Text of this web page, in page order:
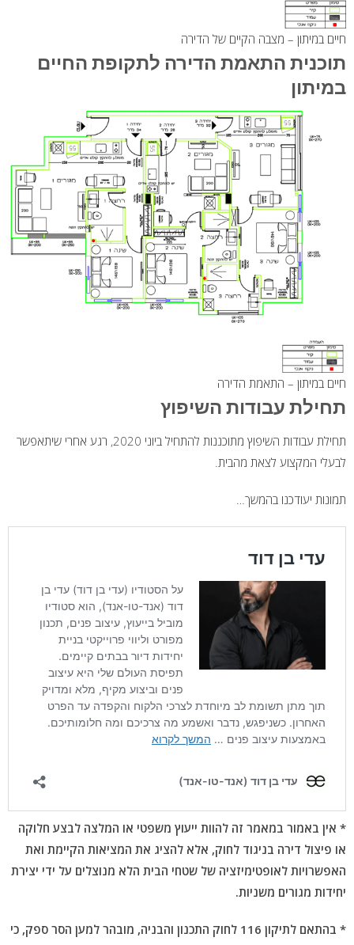
חיים במיתון – מצבה הקיים של הדירה
תוכנית התאמת הדירה לתקופת החיים
במיתון
חיים במיתון – התאמת הדירה
תחילת עבודות השיפוץ
תחילת עבודות השיפוץ מתוכננות להתחיל ביוני 2020, רגע אחרי שיתאפשר
לבעלי המקצוע לצאת מהבית.
תמונות יעודכנו בהמשך…
* אין באמור במאמר זה להוות ייעוץ משפטי או המלצה לבצע חלוקה
או פיצול דירה בניגוד לחוק, אלא להציג את המציאות הקיימת ואת
האפשרויות לאופטימיזציה של שטחי הבית הלא מנוצלים על ידי יצירת
יחידות מגורים משניות.
* בהתאם לתיקון 116 לחוק התכנון והבניה, מובהר למען הסר ספק, כי